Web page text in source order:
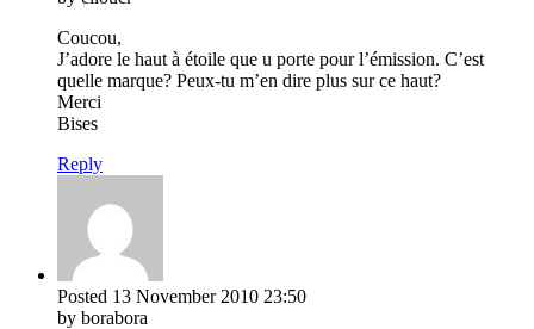
Coucou,
J’adore le haut à étoile que u porte pour l’émission. C’est
quelle marque? Peux-tu m’en dire plus sur ce haut?
Merci
Bises
Reply
Posted 13 November 2010 23:50
by borabora